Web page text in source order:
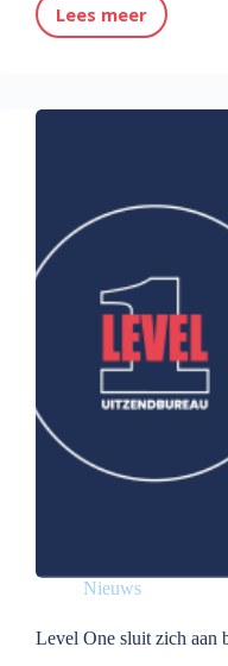
Lees meer
Nieuwe regels voor uitzendkrachten in Nederland (2026): Wat betekent dit voor jou?
Nieuws
Level One sluit zich aan